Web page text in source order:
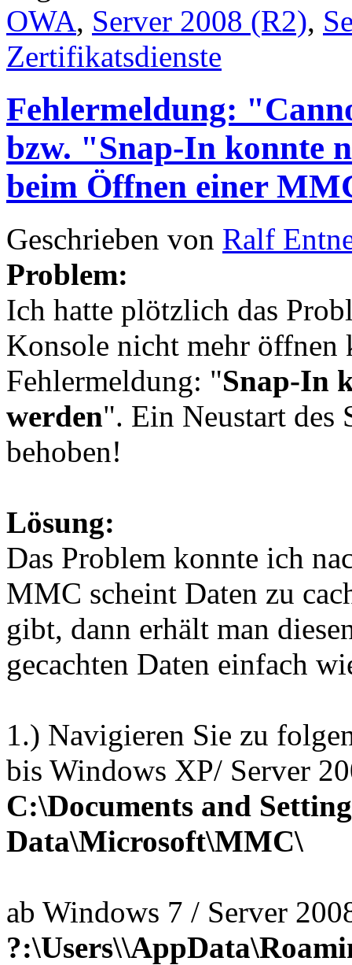
OWA, Server 2008 (R2),
Zertifikatsdienste
Fehlermeldung:
bzw. "Snap-In konnte
beim Öffnen einer
Geschrieben von Ralf
Problem:
Ich hatte plötzlich das
Konsole nicht mehr öffnen
Fehlermeldung: "Snap-In
werden". Ein Neustart des
behoben!
Lösung:
Das Problem konnte ich
MMC scheint Daten zu
gibt, dann erhält man
gecachten Daten einfach
1.) Navigieren Sie zu
bis Windows XP/ Server
C:\Documents and
Data\Microsoft\MMC\
ab Windows 7 / Server
?:\Users\